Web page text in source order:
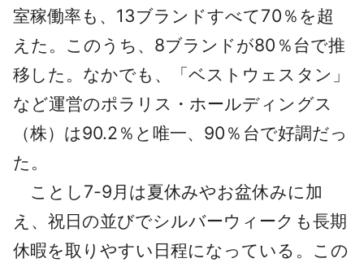
室稼働率も、13ブランドすべて70％を超
えた。このうち、8ブランドが80％台で推
移した。なかでも、「ベストウェスタン」
など運営のポラリス・ホールディングス
（株）は90.2％と唯一、90％台で好調だっ
た。
ことし7-9月は夏休みやお盆休みに加
え、祝日の並びでシルバーウィークも長期
休暇を取りやすい日程になっている。この